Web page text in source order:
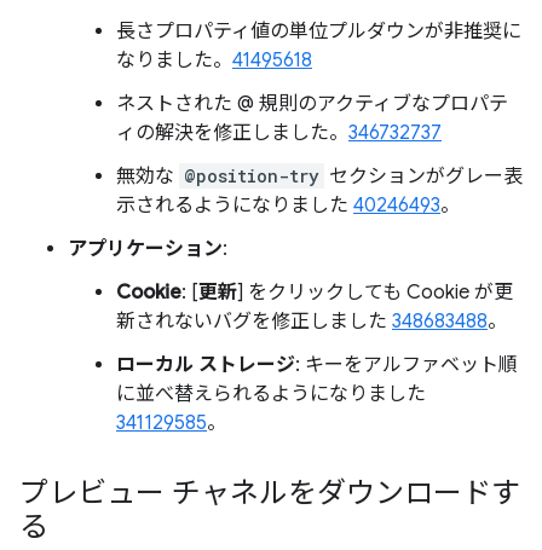
長さプロパティ値の単位プルダウンが非推奨に
なりました。 41495618
ネストされた @ 規則のアクティブなプロパテ
ィの解決を修正しました。 346732737
無効な @position-try セクションがグレー表
示されるようになりました 40246493。
アプリケーション:
Cookie: [更新] をクリックしても Cookie が更
新されないバグを修正しました 348683488。
ローカル ストレージ: キーをアルファベット順
に並べ替えられるようになりました
341129585。
プレビュー チャネルをダウンロードす
る